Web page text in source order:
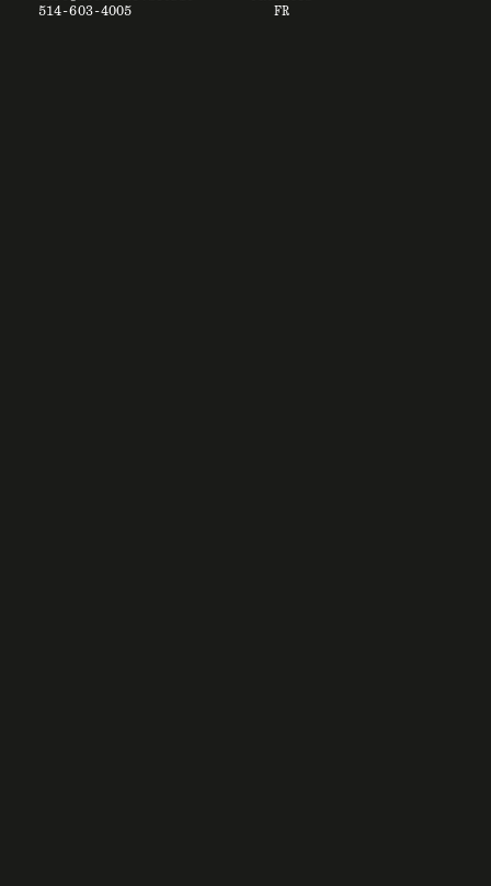
514-603-4005
FR